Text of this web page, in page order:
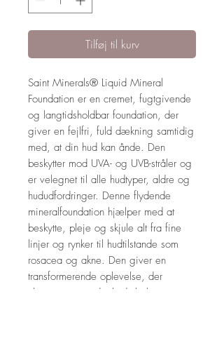
Tilføj til kurv
Saint Minerals® Liquid Mineral
Foundation er en cremet, fugtgivende
og langtidsholdbar foundation, der
giver en fejlfri, fuld dækning samtidig
med, at din hud kan ånde. Den
beskytter mod UVA- og UVB-stråler og
er velegnet til alle hudtyper, aldre og
hududfordringer. Denne flydende
mineralfoundation hjælper med at
beskytte, pleje og skjule alt fra fine
linjer og rynker til hudtilstande som
rosacea og akne. Den giver en
transformerende oplevelse, der
tilpasses netop din huds behov.